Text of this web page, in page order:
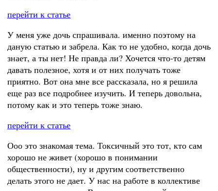
перейти к статье
У меня уже дочь спрашивала. именно поэтому на
даную статью и забрела. Как то не удобно, когда дочь
знает, а ты нет! Не правда ли? Хочется что-то детям
давать полезное, хотя и от них получать тоже
приятно. Вот она мне все рассказала, но я решила
еще раз все подробнее изучить. И теперь довольна,
потому как и это теперь тоже знаю.
перейти к статье
Ооо это знакомая тема. Токсичный это тот, кто сам
хорошо не живет (хорошо в понимании
общественности), ну и другим соответственно
делать этого не дает. У нас на работе в коллективе